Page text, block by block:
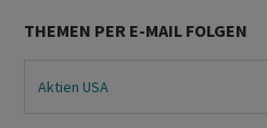
THEMEN PER E-MAIL FOLGEN
Aktien USA